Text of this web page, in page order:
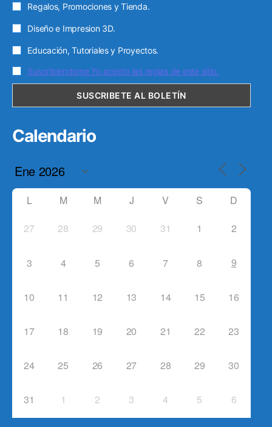
Regalos, Promociones y Tienda.
Diseño e Impresion 3D.
Educación, Tutoriales y Proyectos.
Suscribiendome Yo acepto las reglas de este sitio.
Calendario
L M M J V S D
27 28 29 30 31 1 2
3 4 5 6 7 8 9
10 11 12 13 14 15 16
17 18 19 20 21 22 23
24 25 26 27 28 29 30
31 1 2 3 4 5 6